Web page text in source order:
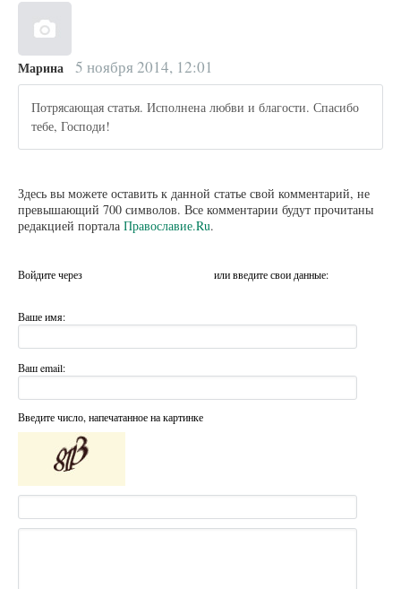
Марина 5 ноября 2014, 12:01
Потрясающая статья. Исполнена любви и благости. Спасибо
тебе, Господи!
Здесь вы можете оставить к данной статье свой комментарий, не
превышающий 700 символов. Все комментарии будут прочитаны
редакцией портала Православие.Ru.
Войдите через или введите свои данные:
Ваше имя:
Ваш email:
Введите число, напечатанное на картинке